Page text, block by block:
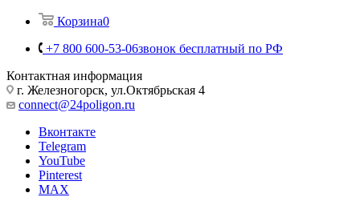
Корзина0
+7 800 600-53-06звонок бесплатный по РФ
Контактная информация
г. Железногорск, ул.Октябрьская 4
connect@24poligon.ru
Вконтакте
Telegram
YouTube
Pinterest
MAX